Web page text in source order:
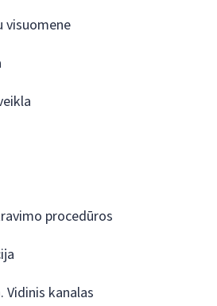
visuomene
procedūros
Vidinis kanalas